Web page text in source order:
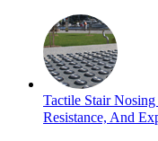
Tactile Stair
Resistance, And